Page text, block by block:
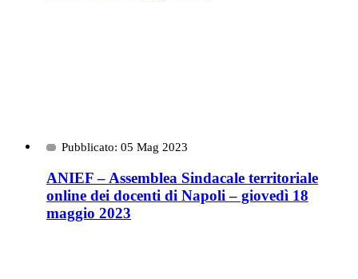
Pubblicato: 05 Mag 2023
ANIEF – Assemblea Sindacale territoriale
online dei docenti di Napoli – giovedì 18
maggio 2023